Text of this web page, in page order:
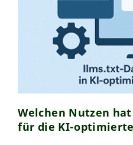
Welchen Nutzen
für die KI-optimierte